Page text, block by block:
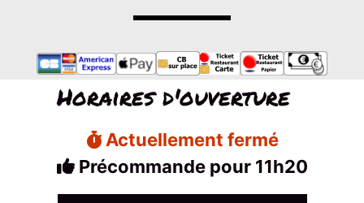
Horaires d'ouverture
Actuellement fermé
Précommande pour 11h20